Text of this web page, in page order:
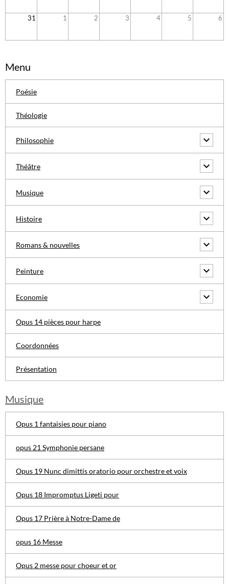
31 1 2 3 4 5 6
Menu
Poésie
Théologie
Philosophie
Théâtre
Musique
Histoire
Romans & nouvelles
Peinture
Economie
Opus 14 pièces pour harpe
Coordonnées
Présentation
Musique
Opus 1 fantaisies pour piano
opus 21 Symphonie persane
Opus 19 Nunc dimittis oratorio pour orchestre et voix
Opus 18 Impromptus Ligeti pour
Opus 17 Prière à Notre-Dame de
opus 16 Messe
Opus 2 messe pour choeur et or